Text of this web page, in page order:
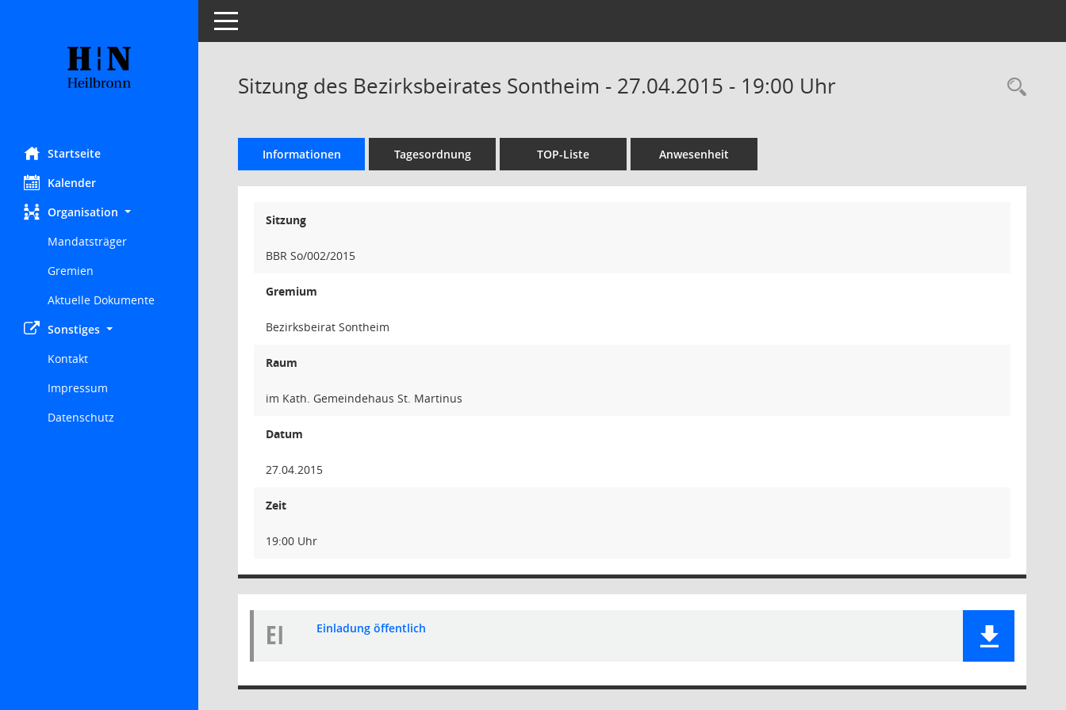
Startseite
Kalender
Organisation
Mandatsträger
Gremien
Aktuelle Dokumente
Sonstiges
Kontakt
Impressum
Datenschutz
Toggle navigation
Sitzung des Bezirksbeirates Sontheim - 27.04.2015 - 19:00 Uhr
Informationen Tagesordnung TOP-Liste Anwesenheit
Sitzung
BBR So/002/2015
Gremium
Bezirksbeirat Sontheim
Raum
im Kath. Gemeindehaus St. Martinus
Datum
27.04.2015
Zeit
19:00 Uhr
EI Einladung öffentlich